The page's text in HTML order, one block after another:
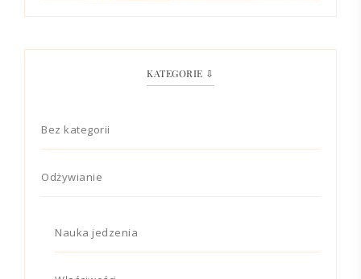
KATEGORIE ⇩
Bez kategorii
Odżywianie
Nauka jedzenia